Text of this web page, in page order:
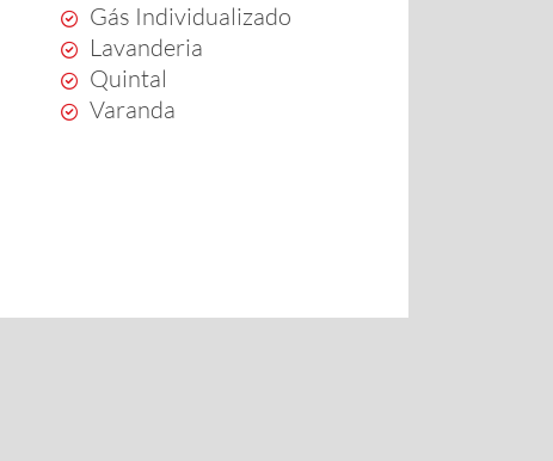
Gás Individualizado
Lavanderia
Quintal
Varanda